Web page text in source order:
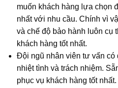
muốn khách hàng lựa chọn
nhất với nhu cầu. Chính vì
và chế độ bảo hành luôn cụ
khách hàng tốt nhất.
Đội ngũ nhân viên tư vấn có
nhiệt tình và trách nhiệm.
phục vụ khách hàng tốt nhất.